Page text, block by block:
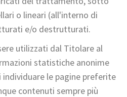
o lineari (all'interno di
e/o destrutturati.
utilizzati dal Titolare al
statistiche anonime
le pagine preferite
contenuti sempre più